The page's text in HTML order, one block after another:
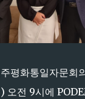
평화통일자문회
오전 9시에